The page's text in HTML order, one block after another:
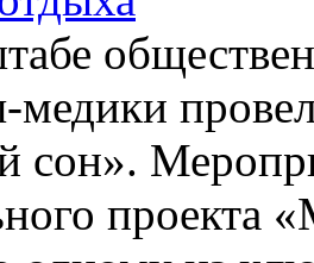
медики
сон».
проекта